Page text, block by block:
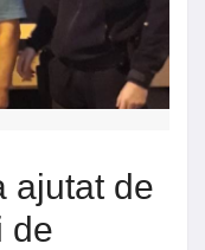
ajutat de
de